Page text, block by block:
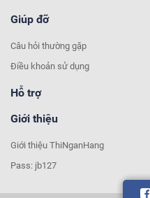
Giúp đỡ
Câu hỏi thường gặp
Điều khoản sử dụng
Hỗ trợ
Giới thiệu
Giới thiệu ThiNganHang
Pass: jb127